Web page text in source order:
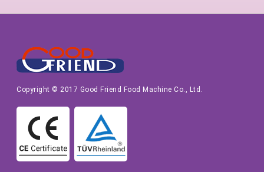
Copyright © 2017 Good Friend Food Machine Co., Ltd.